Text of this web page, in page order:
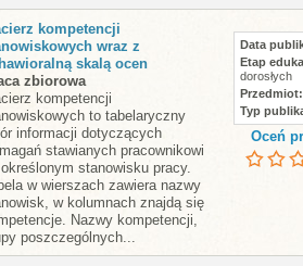
kompetencji
wraz z
skalą ocen
zbiorowa
kompetencji
to tabelaryczny
informacji dotyczących
stawianych pracownikowi
stanowisku pracy.
w wierszach zawiera nazwy
w kolumnach znajdą się
Nazwy kompetencji,
poszczególnych...
Data
Etap
dorosłych
Przedmiot
Typ
Oceń